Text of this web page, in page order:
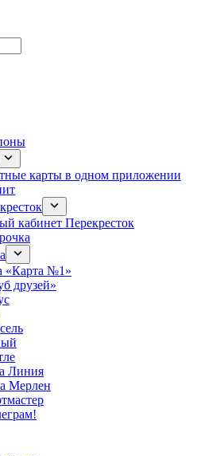
карты в одном приложении
кабинет Перекресток
«Карта №1»
друзей»
Линия
Мерлен